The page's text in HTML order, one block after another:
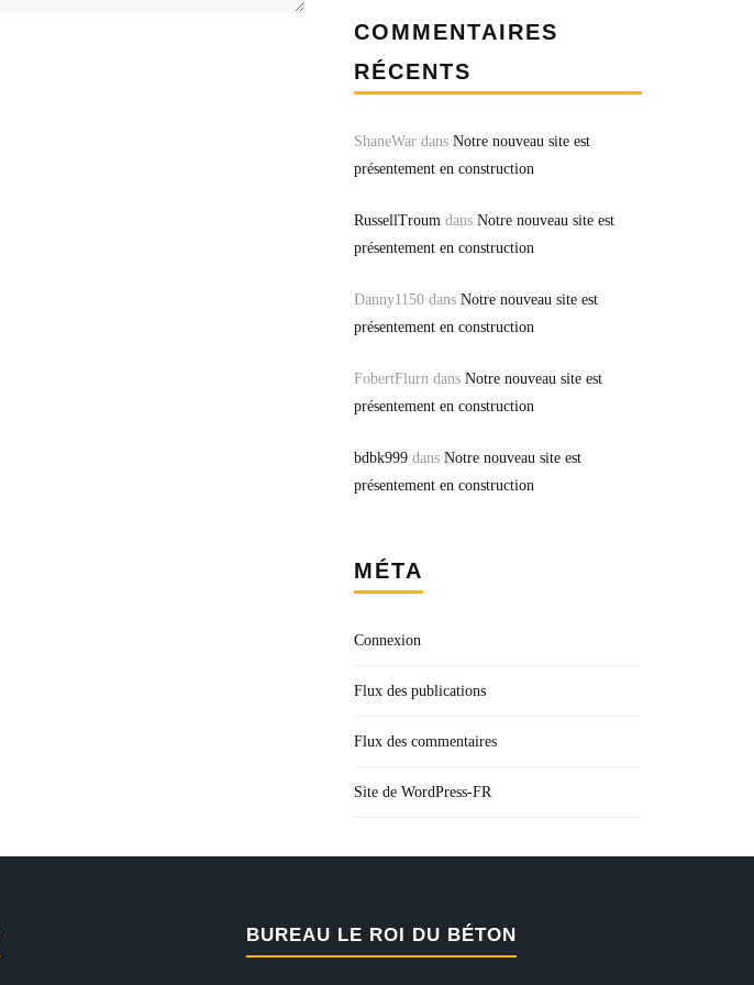
COMMENTAIRES
RÉCENTS
ShaneWardans Notre nouveau site est
présentement en construction
RussellTroumdans Notre nouveau site est
présentement en construction
Danny1150dans Notre nouveau site est
présentement en construction
FobertFlurndans Notre nouveau site est
présentement en construction
bdbk999dans Notre nouveau site est
présentement en construction
MÉTA
Connexion
Flux des publications
Flux des commentaires
Site de WordPress-FR
BUREAU LE ROI DU BÉTON